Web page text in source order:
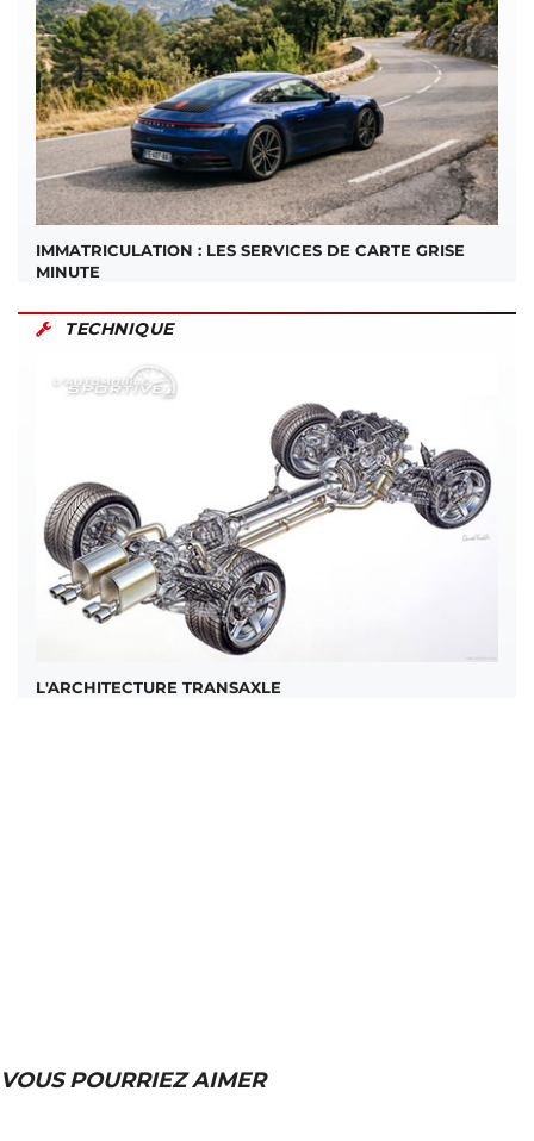
IMMATRICULATION : LES SERVICES DE CARTE GRISE
MINUTE
TECHNIQUE
L'ARCHITECTURE TRANSAXLE
VOUS POURRIEZ AIMER